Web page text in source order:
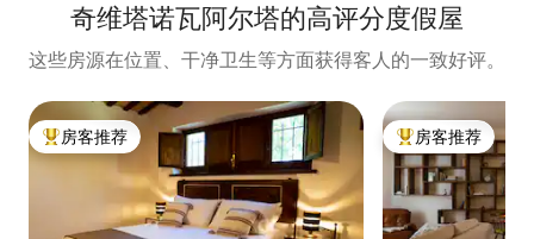
奇维塔诺瓦阿尔塔的高评分度假屋
这些房源在位置、干净卫生等方面获得客人的一致好评。
热门「房客推荐」
房客推荐 热门「房客推荐」
房客推荐